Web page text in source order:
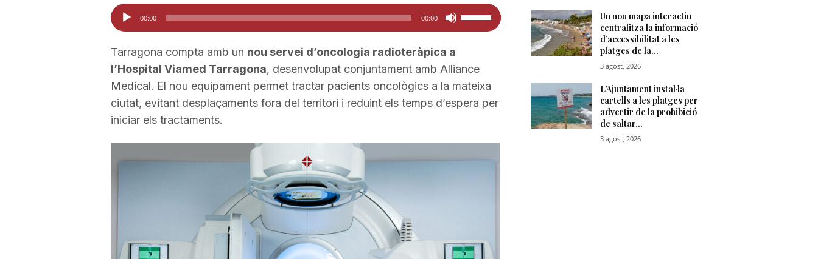
d
Reproductor
d'àudio
00:00 00:00
Feu
servir
tecles
de
fletxa
el
Tarragona compta amb un nou servei d’oncologia radioteràpica a
l’Hospital Viamed Tarragona, desenvolupat conjuntament amb Alliance
Medical. El nou equipament permet tractar pacients oncològics a la mateixa
ciutat, evitant desplaçaments fora del territori i reduint els temps d’espera per
iniciar els tractaments.